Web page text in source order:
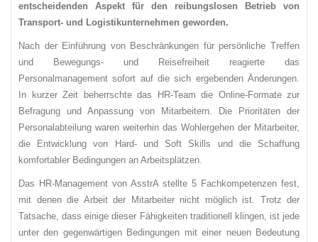
entscheidenden Aspekt für den reibungslosen Betrieb von
Transport- und Logistikunternehmen geworden.
Nach der Einführung von Beschränkungen für persönliche Treffen
und Bewegungs- und Reisefreiheit reagierte das
Personalmanagement sofort auf die sich ergebenden Änderungen.
In kurzer Zeit beherrschte das HR-Team die Online-Formate zur
Befragung und Anpassung von Mitarbeitern. Die Prioritäten der
Personalabteilung waren weiterhin das Wohlergehen der Mitarbeiter,
die Entwicklung von Hard- und Soft Skills und die Schaffung
komfortabler Bedingungen an Arbeitsplätzen.
Das HR-Management von AsstrA stellte 5 Fachkompetenzen fest,
mit denen die Arbeit der Mitarbeiter nicht möglich ist. Trotz der
Tatsache, dass einige dieser Fähigkeiten traditionell klingen, ist jede
unter den gegenwärtigen Bedingungen mit einer neuen Bedeutung